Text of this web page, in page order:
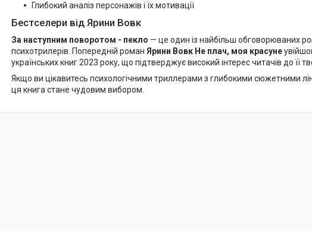
Глибокий аналіз персонажів і їх мотивації
Бестселери від Ярини Вовк
За наступним поворотом - пекло — це один із найбільш обговорюваних
психотрилерів. Попередній роман Ярини Вовк Не плач, моя красуне
українських книг 2023 року, що підтверджує високий інтерес читачів до її
Якщо ви цікавитесь психологічними триллерами з глибокими сюжетними
ця книга стане чудовим вибором.